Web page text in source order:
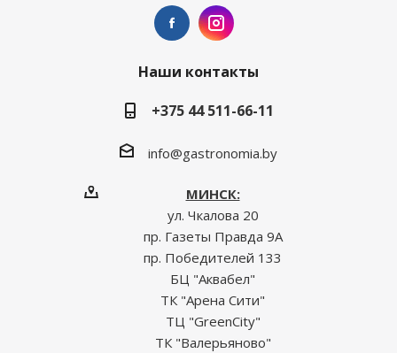
Наши контакты
+375 44 511-66-11
info@gastronomia.by
МИНСК:
ул. Чкалова 20
пр. Газеты Правда 9А
пр. Победителей 133
БЦ "Аквабел"
ТК "Арена Сити"
ТЦ "GreenCity"
ТК "Валерьяново"